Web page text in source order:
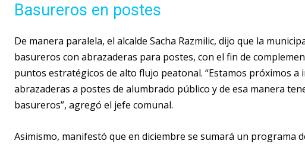
Basureros en postes
De manera paralela, el alcalde Sacha Razmilic, dijo que la
basureros con abrazaderas para postes, con el fin de
puntos estratégicos de alto flujo peatonal. “Estamos próximos
abrazaderas a postes de alumbrado público y de esa manera
basureros”, agregó el jefe comunal.
Asimismo, manifestó que en diciembre se sumará un programa